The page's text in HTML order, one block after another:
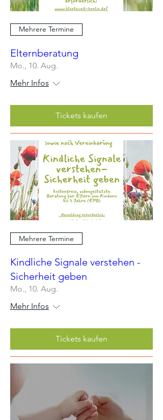
Mehrere Termine
Elternberatung
Mo., 10. Aug.
Mehr Infos
Tickets kaufen
Mehrere Termine
Kindliche Signale verstehen -
Sicherheit geben
Mo., 10. Aug.
Mehr Infos
Tickets kaufen